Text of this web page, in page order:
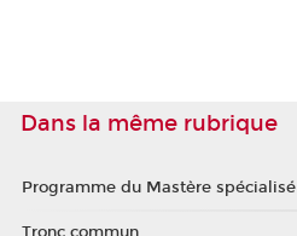
Dans la même rubrique
Programme du Mastère spécialisé